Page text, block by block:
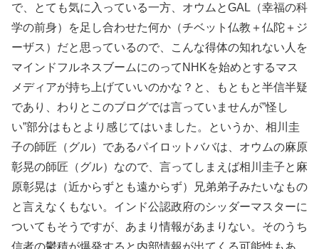
で、とても気に入っている一方、オウムとGAL（幸福の科
学の前身）を足し合わせた何か（チベット仏教＋仏陀＋ジ
ーザス）だと思っているので、こんな得体の知れない人を
マインドフルネスブームにのってNHKを始めとするマス
メディアが持ち上げていいのかな？と、もともと半信半疑
であり、わりとこのブログでは言っていませんが”怪し
い”部分はもとより感じてはいました。というか、相川圭
子の師匠（グル）であるパイロットババは、オウムの麻原
彰晃の師匠（グル）なので、言ってしまえば相川圭子と麻
原彰晃は（近からずとも遠からず）兄弟弟子みたいなもの
と言えなくもない。インド公認政府のシッダーマスターに
ついてもそうですが、あまり情報があまりない。そのうち
信者の鬱積が爆発すると内部情報が出てくる可能性もあ